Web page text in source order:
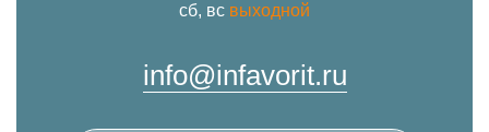
сб, вс выходной
info@infavorit.ru